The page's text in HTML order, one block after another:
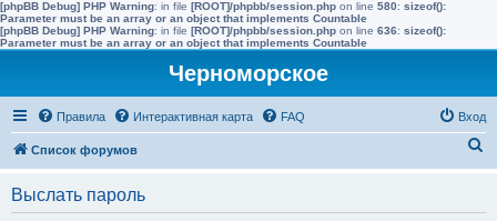
[phpBB Debug] PHP Warning: in file [ROOT]/phpbb/session.php on line 580: sizeof():
Parameter must be an array or an object that implements Countable
[phpBB Debug] PHP Warning: in file [ROOT]/phpbb/session.php on line 636: sizeof():
Parameter must be an array or an object that implements Countable
Черноморское
Правила Интерактивная карта FAQ Вход
Список форумов
Выслать пароль